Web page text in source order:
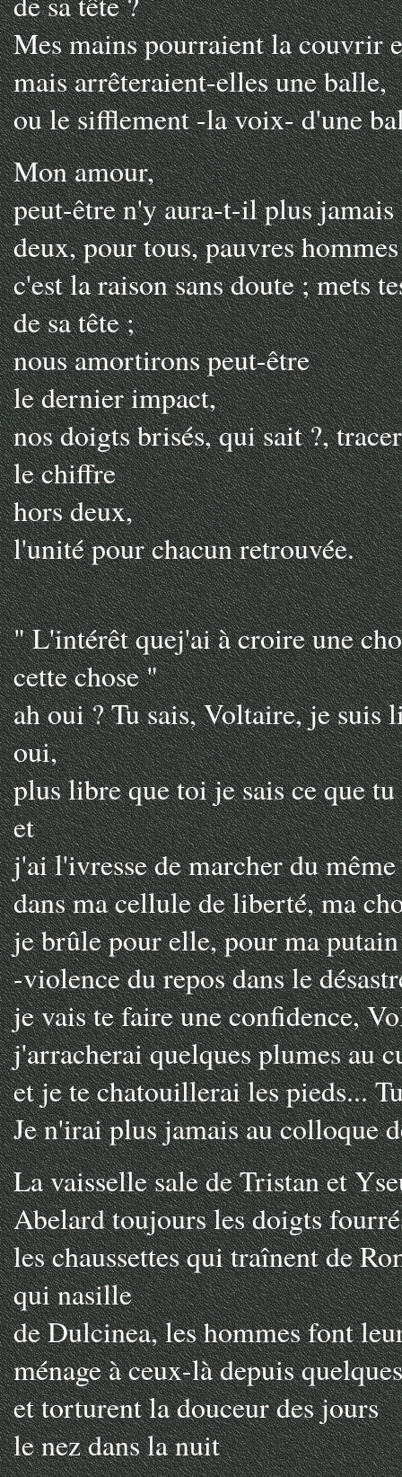
Mes mains pourraient la couvrir
mais arrêteraient-elles une balle,
ou le sifflement -la voix- d'une
Mon amour,
peut-être n'y aura-t-il plus
deux, pour tous, pauvres
c'est la raison sans doute ; mets
de sa tête ;
nous amortirons peut-être
le dernier impact,
nos doigts brisés, qui sait ?,
le chiffre
hors deux,
l'unité pour chacun retrouvée.
" L'intérêt quej'ai à croire une
cette chose "
ah oui ? Tu sais, Voltaire, je
oui,
plus libre que toi je sais ce que
et
j'ai l'ivresse de marcher du même
dans ma cellule de liberté, ma
je brûle pour elle, pour ma
-violence du repos dans le
je vais te faire une confidence,
j'arracherai quelques plumes au
et je te chatouillerai les pieds...
Je n'irai plus jamais au colloque
La vaisselle sale de Tristan et
Abelard toujours les doigts
les chaussettes qui traînent de
qui nasille
de Dulcinea, les hommes font
ménage à ceux-là depuis
et torturent la douceur des jours
le nez dans la nuit